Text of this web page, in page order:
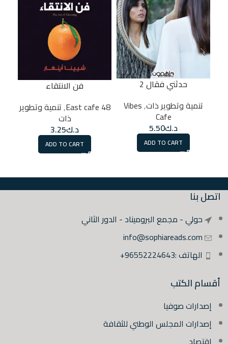
حدثني فقال 2
تنمية وتطوير ذات,
Vibes
Cafe
د.ك5.50
ADD TO CART
فن الانتقاء
48 East cafe
,تنمية وتطوير
ذات
د.ك3.25
ADD TO CART
اتصل بنا
حولي - مجمع البروميناد - الدور الثاني
info@sophiareads.com
الهاتف :96552224643+
أقسام الكتب
إصدارات صوفيا
إصدارات المجلس الوطني للثقافة